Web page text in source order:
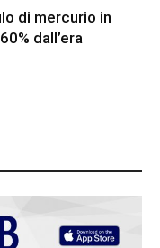
di mercurio in
dall’era